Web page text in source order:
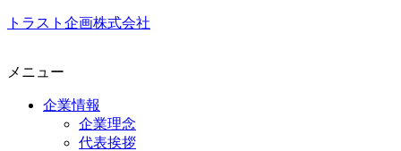
トラスト企画株式会社
メニュー
企業情報
企業理念
代表挨拶